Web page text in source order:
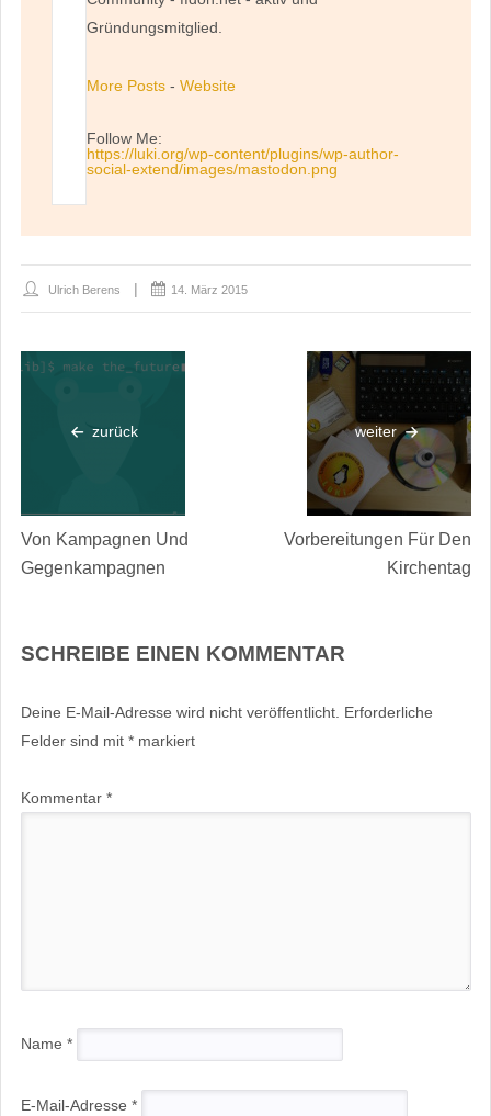
Gründungsmitglied.
More Posts- Website
Follow Me:
https://luki.org/wp-content/plugins/wp-author-
social-extend/images/mastodon.png
Ulrich Berens 14. März 2015
zurück
Von Kampagnen Und
Gegenkampagnen
weiter
Vorbereitungen Für Den
Kirchentag
SCHREIBE EINEN KOMMENTAR
Deine E-Mail-Adresse wird nicht veröffentlicht. Erforderliche
Felder sind mit *markiert
Kommentar *
Name *
E-Mail-Adresse *